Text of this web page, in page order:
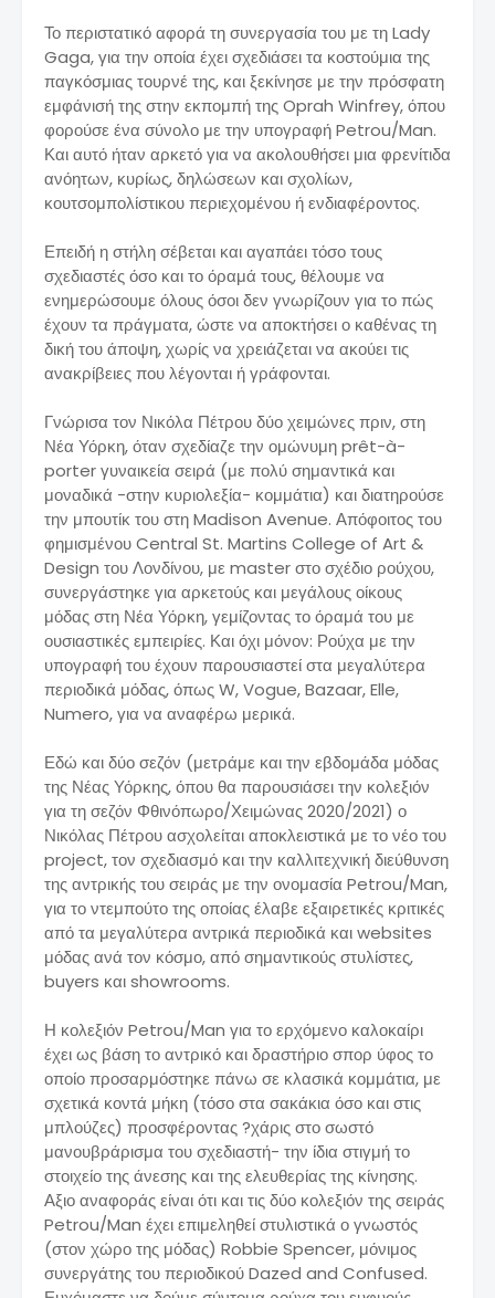
Το περιστατικό αφορά τη συνεργασία του με τη Lady
Gaga, για την οποία έχει σχεδιάσει τα κοστούμια της
παγκόσμιας τουρνέ της, και ξεκίνησε με την πρόσφατη
εμφάνισή της στην εκπομπή της Oprah Winfrey, όπου
φορούσε ένα σύνολο με την υπογραφή Petrou/Man.
Και αυτό ήταν αρκετό για να ακολουθήσει μια φρενίτιδα
ανόητων, κυρίως, δηλώσεων και σχολίων,
κουτσομπολίστικου περιεχομένου ή ενδιαφέροντος.
Επειδή η στήλη σέβεται και αγαπάει τόσο τους
σχεδιαστές όσο και το όραμά τους, θέλουμε να
ενημερώσουμε όλους όσοι δεν γνωρίζουν για το πώς
έχουν τα πράγματα, ώστε να αποκτήσει ο καθένας τη
δική του άποψη, χωρίς να χρειάζεται να ακούει τις
ανακρίβειες που λέγονται ή γράφονται.
Γνώρισα τον Νικόλα Πέτρου δύο χειμώνες πριν, στη
Νέα Υόρκη, όταν σχεδίαζε την ομώνυμη prêt-à-
porter γυναικεία σειρά (με πολύ σημαντικά και
μοναδικά -στην κυριολεξία- κομμάτια) και διατηρούσε
την μπουτίκ του στη Madison Avenue. Απόφοιτος του
φημισμένου Central St. Martins College of Art &
Design του Λονδίνου, με master στο σχέδιο ρούχου,
συνεργάστηκε για αρκετούς και μεγάλους οίκους
μόδας στη Νέα Υόρκη, γεμίζοντας το όραμά του με
ουσιαστικές εμπειρίες. Και όχι μόνον: Ρούχα με την
υπογραφή του έχουν παρουσιαστεί στα μεγαλύτερα
περιοδικά μόδας, όπως W, Vogue, Bazaar, Elle,
Numero, για να αναφέρω μερικά.
Εδώ και δύο σεζόν (μετράμε και την εβδομάδα μόδας
της Νέας Υόρκης, όπου θα παρουσιάσει την κολεξιόν
για τη σεζόν Φθινόπωρο/Χειμώνας 2020/2021) ο
Νικόλας Πέτρου ασχολείται αποκλειστικά με το νέο του
project, τον σχεδιασμό και την καλλιτεχνική διεύθυνση
της αντρικής του σειράς με την ονομασία Petrou/Man,
για το ντεμπούτο της οποίας έλαβε εξαιρετικές κριτικές
από τα μεγαλύτερα αντρικά περιοδικά και websites
μόδας ανά τον κόσμο, από σημαντικούς στυλίστες,
buyers και showrooms.
Η κολεξιόν Petrou/Man για το ερχόμενο καλοκαίρι
έχει ως βάση το αντρικό και δραστήριο σπορ ύφος το
οποίο προσαρμόστηκε πάνω σε κλασικά κομμάτια, με
σχετικά κοντά μήκη (τόσο στα σακάκια όσο και στις
μπλούζες) προσφέροντας ?χάρις στο σωστό
μανουβράρισμα του σχεδιαστή- την ίδια στιγμή το
στοιχείο της άνεσης και της ελευθερίας της κίνησης.
Αξιο αναφοράς είναι ότι και τις δύο κολεξιόν της σειράς
Petrou/Man έχει επιμεληθεί στυλιστικά ο γνωστός
(στον χώρο της μόδας) Robbie Spencer, μόνιμος
συνεργάτης του περιοδικού Dazed and Confused.